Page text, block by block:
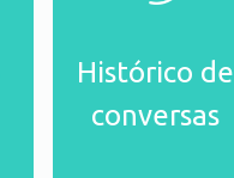
Histórico de
conversas